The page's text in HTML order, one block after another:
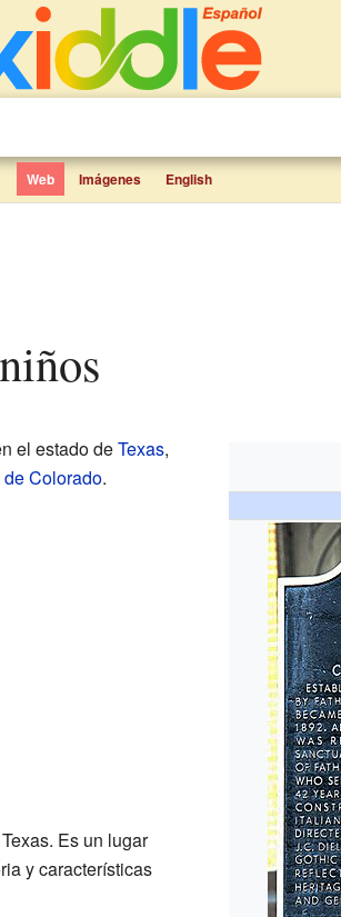
Web Imágenes English
el estado deTexas,
Colorado.
Es un lugar
y características